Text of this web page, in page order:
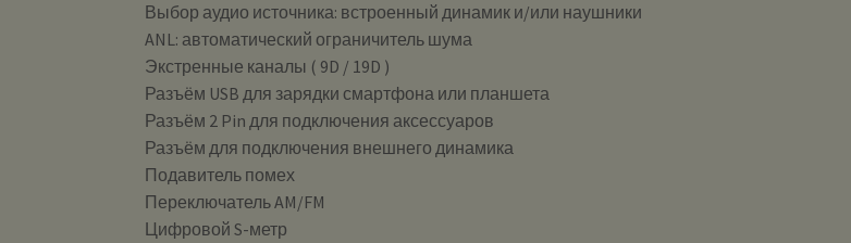
Выбор аудио источника: встроенный динамик и/или наушники
ANL: автоматический ограничитель шума
Экстренные каналы ( 9D / 19D )
Разъём USB для зарядки смартфона или планшета
Разъём 2 Pin для подключения аксессуаров
Разъём для подключения внешнего динамика
Подавитель помех
Переключатель AM/FM
Цифровой S-метр